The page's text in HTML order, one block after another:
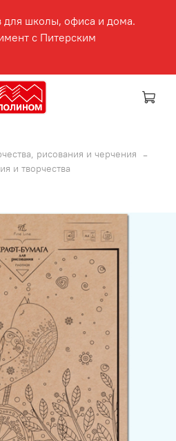
для школы, офиса и дома.
с Питерским
рисования и черчения
и творчества